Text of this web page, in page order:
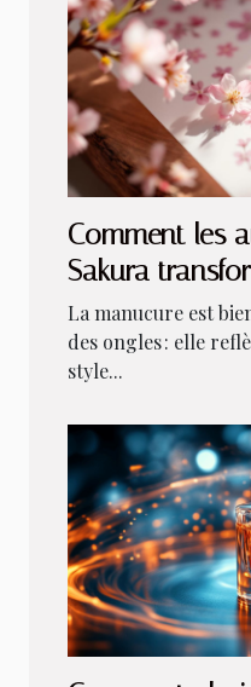
Comment les
Sakura
manucure ?
La manucure est
des ongles : elle
style...